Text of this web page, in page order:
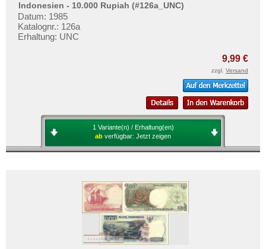
Indonesien - 10.000 Rupiah (#126a_UNC)
Datum: 1985
Katalognr.: 126a
Erhaltung: UNC
9,99 €
zzgl. Versand
1 Variante(n) / Erhaltung(en)
ab verfügbar: Jetzt zeigen